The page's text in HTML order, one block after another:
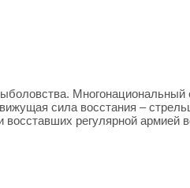
Многонациональный
сила восстания –
регулярной армией